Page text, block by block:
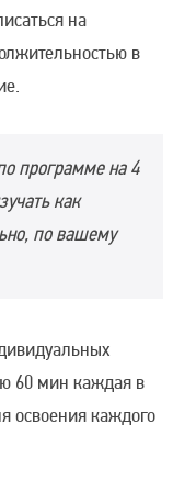
на
в
программе на 4
как
по вашему
60 мин каждая в
освоения каждого